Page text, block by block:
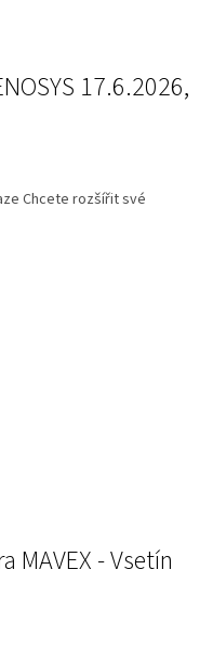
17.6.2026,
Chcete rozšířit své
MAVEX - Vsetín